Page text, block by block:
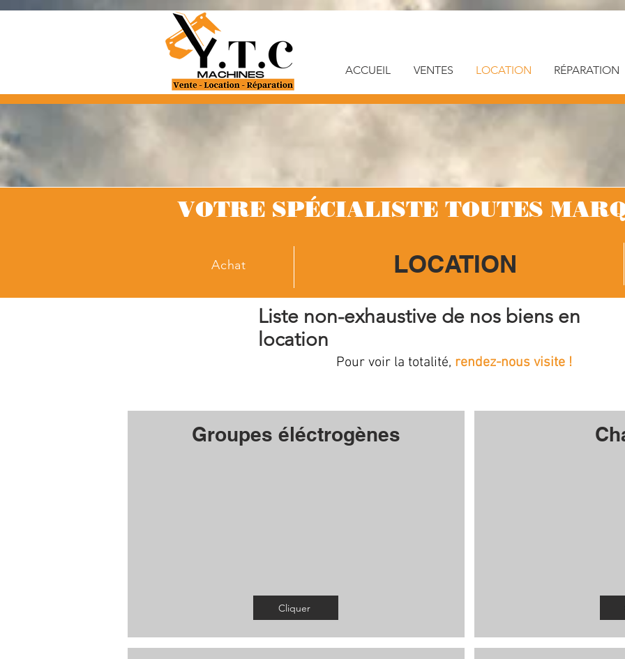
ACCUEIL VENTES LOCATION RÉPARATION
Liste non-exhaustive de nos biens en
location
Pour voir la totalité, rendez-nous visite !
Groupes éléctrogènes
Cliquer
VOTRE SPÉCIALISTE TOUTES
Achat LOCATION